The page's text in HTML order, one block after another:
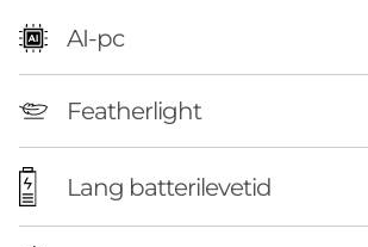
AI-pc
Featherlight
Lang batterilevetid